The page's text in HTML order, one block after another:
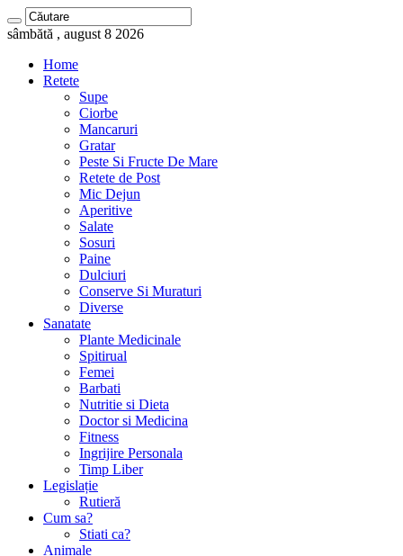
sâmbătă , august 8 2026
Home
Retete
Supe
Ciorbe
Mancaruri
Gratar
Peste Si Fructe De Mare
Retete de Post
Mic Dejun
Aperitive
Salate
Sosuri
Paine
Dulciuri
Conserve Si Muraturi
Diverse
Sanatate
Plante Medicinale
Spitirual
Femei
Barbati
Nutritie si Dieta
Doctor si Medicina
Fitness
Ingrijire Personala
Timp Liber
Legislație
Rutieră
Cum sa?
Stiati ca?
Animale